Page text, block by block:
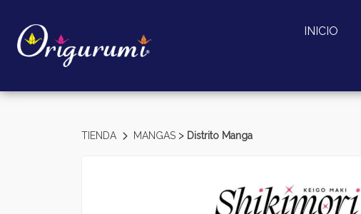
INICIO
TIENDA MANGAS > Distrito Manga